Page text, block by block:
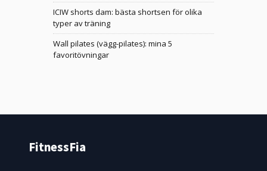
ICIW shorts dam: bästa shortsen för olika
typer av träning
Wall pilates (vägg-pilates): mina 5
favoritövningar
FitnessFia